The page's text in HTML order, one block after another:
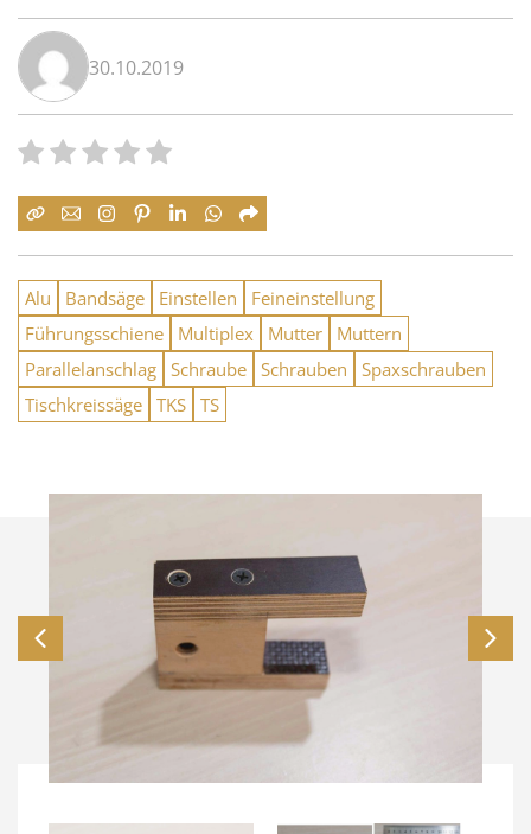
30.10.2019
Alu Bandsäge Einstellen
Feineinstellung
Führungsschiene
Multiplex Mutter
Muttern
Parallelanschlag Schraube Schrauben
Spaxschrauben
Tischkreissäge TKS TS